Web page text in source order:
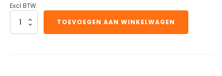
Excl BTW
SOLO
TOEVOEGEN AAN WINKELWAGEN